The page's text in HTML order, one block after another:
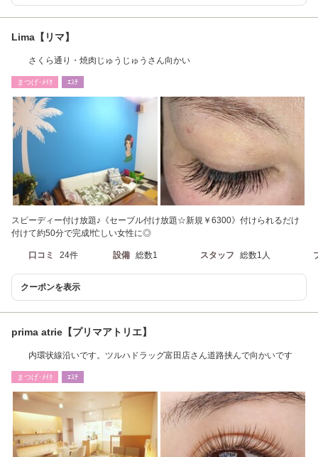
Lima【リマ】
さくら通り・焼肉じゅうじゅうさん向かい
まつげ･ﾒｲｸ ｴｽﾃ
スピーディー付け放題♪《セーブル付け放題☆新規￥6300》付けられるだけ
付けて約50分で完成!忙しい女性に◎
口コミ 24件 設備 総数1 スタッフ 総数1人
クーポンを表示
prima atrie【プリマアトリエ】
内環状線沿いです。ツルハドラッグ富田店さん道路挟んで向かいです
まつげ･ﾒｲｸ ｴｽﾃ